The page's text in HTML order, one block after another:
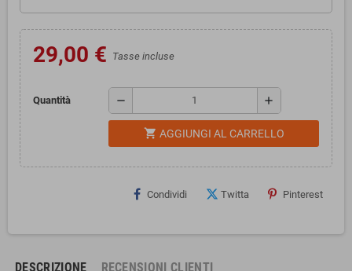
29,00 € Tasse incluse
Quantità remove add
shopping_cart AGGIUNGI AL CARRELLO
Condividi Twitta Pinterest
DESCRIZIONE RECENSIONI CLIENTI